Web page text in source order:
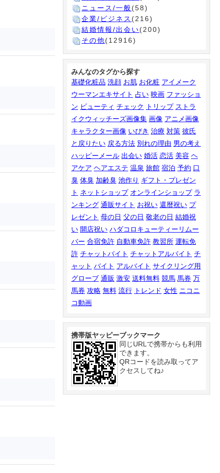
ニュース/一般(58)
企業/ビジネス (216)
結婚情報/出会い(200)
その他(12916)
みんなのタグから探す
基礎化粧品 洗顔 お肌 お化粧 アイメーク
ウーマンエキサイト 占い 映画 ファッショ
ン ビューティ チェック トリップ ストラ
イクウィッチーズ画像集 画像 アニメ画像
キャラクター画像 いびき 治療 対策 彼氏
と戻りたい 戻る方法 別れの理由 男の考え
ハッピーメール 出会い 婚活 恋活 美容 ヘ
アケア ヘアエステ 温泉 旅館 宿泊 予約 口
臭 体臭 加齢臭 池作り ギフト・プレゼン
ト ネットショップ オンラインショップ ラ
ンキング 通販サイト お祝い 還暦祝い プ
レゼント 母の日 父の日 敬老の日 結婚祝
い 開店祝い ハダコロキューティーリムー
バー 合宿免許 自動車免許 教習所 運転免
許 チャットバイト チャットアルバイト チ
ャット バイト アルバイト サイクリング用
グローブ 通販 激安 送料無料 競馬 馬券 万
馬券 攻略 無料 流行 トレンド 女性 ニコニ
コ動画
携帯版ヤッピーブックマーク
同じURLで携帯からも利用
できます。
QRコードを読み取ってア
クセスしてね♪